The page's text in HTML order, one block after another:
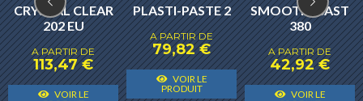
Ce
CRYSTAL CLEAR
202 EU
A PARTIR DE
113,47€
VOIR LE
Ce
PLASTI-PASTE 2
A PARTIR DE
79,82€
VOIR LE
PRODUIT
Ce
produit
SMOOTH-CAST
380
A PARTIR DE
42,92€
VOIR LE